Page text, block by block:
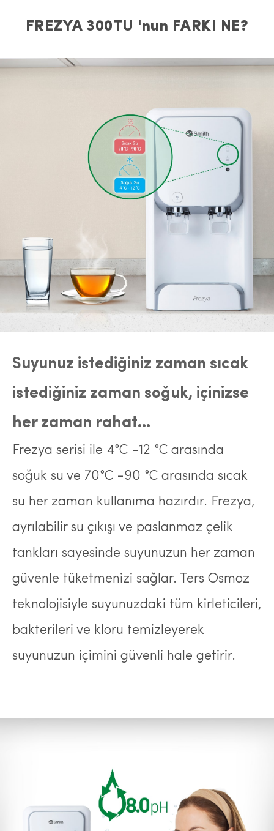
FREZYA 300TU 'nun FARKI NE?
Suyunuz istediğiniz zaman sıcak
istediğiniz zaman soğuk, içinizse
her zaman rahat…
Frezya serisi ile 4°C -12 °C arasında
soğuk su ve 70°C -90 °C arasında sıcak
su her zaman kullanıma hazırdır. Frezya,
ayrılabilir su çıkışı ve paslanmaz çelik
tankları sayesinde suyunuzun her zaman
güvenle tüketmenizi sağlar. Ters Osmoz
teknolojisiyle suyunuzdaki tüm kirleticileri,
bakterileri ve kloru temizleyerek
suyunuzun içimini güvenli hale getirir.